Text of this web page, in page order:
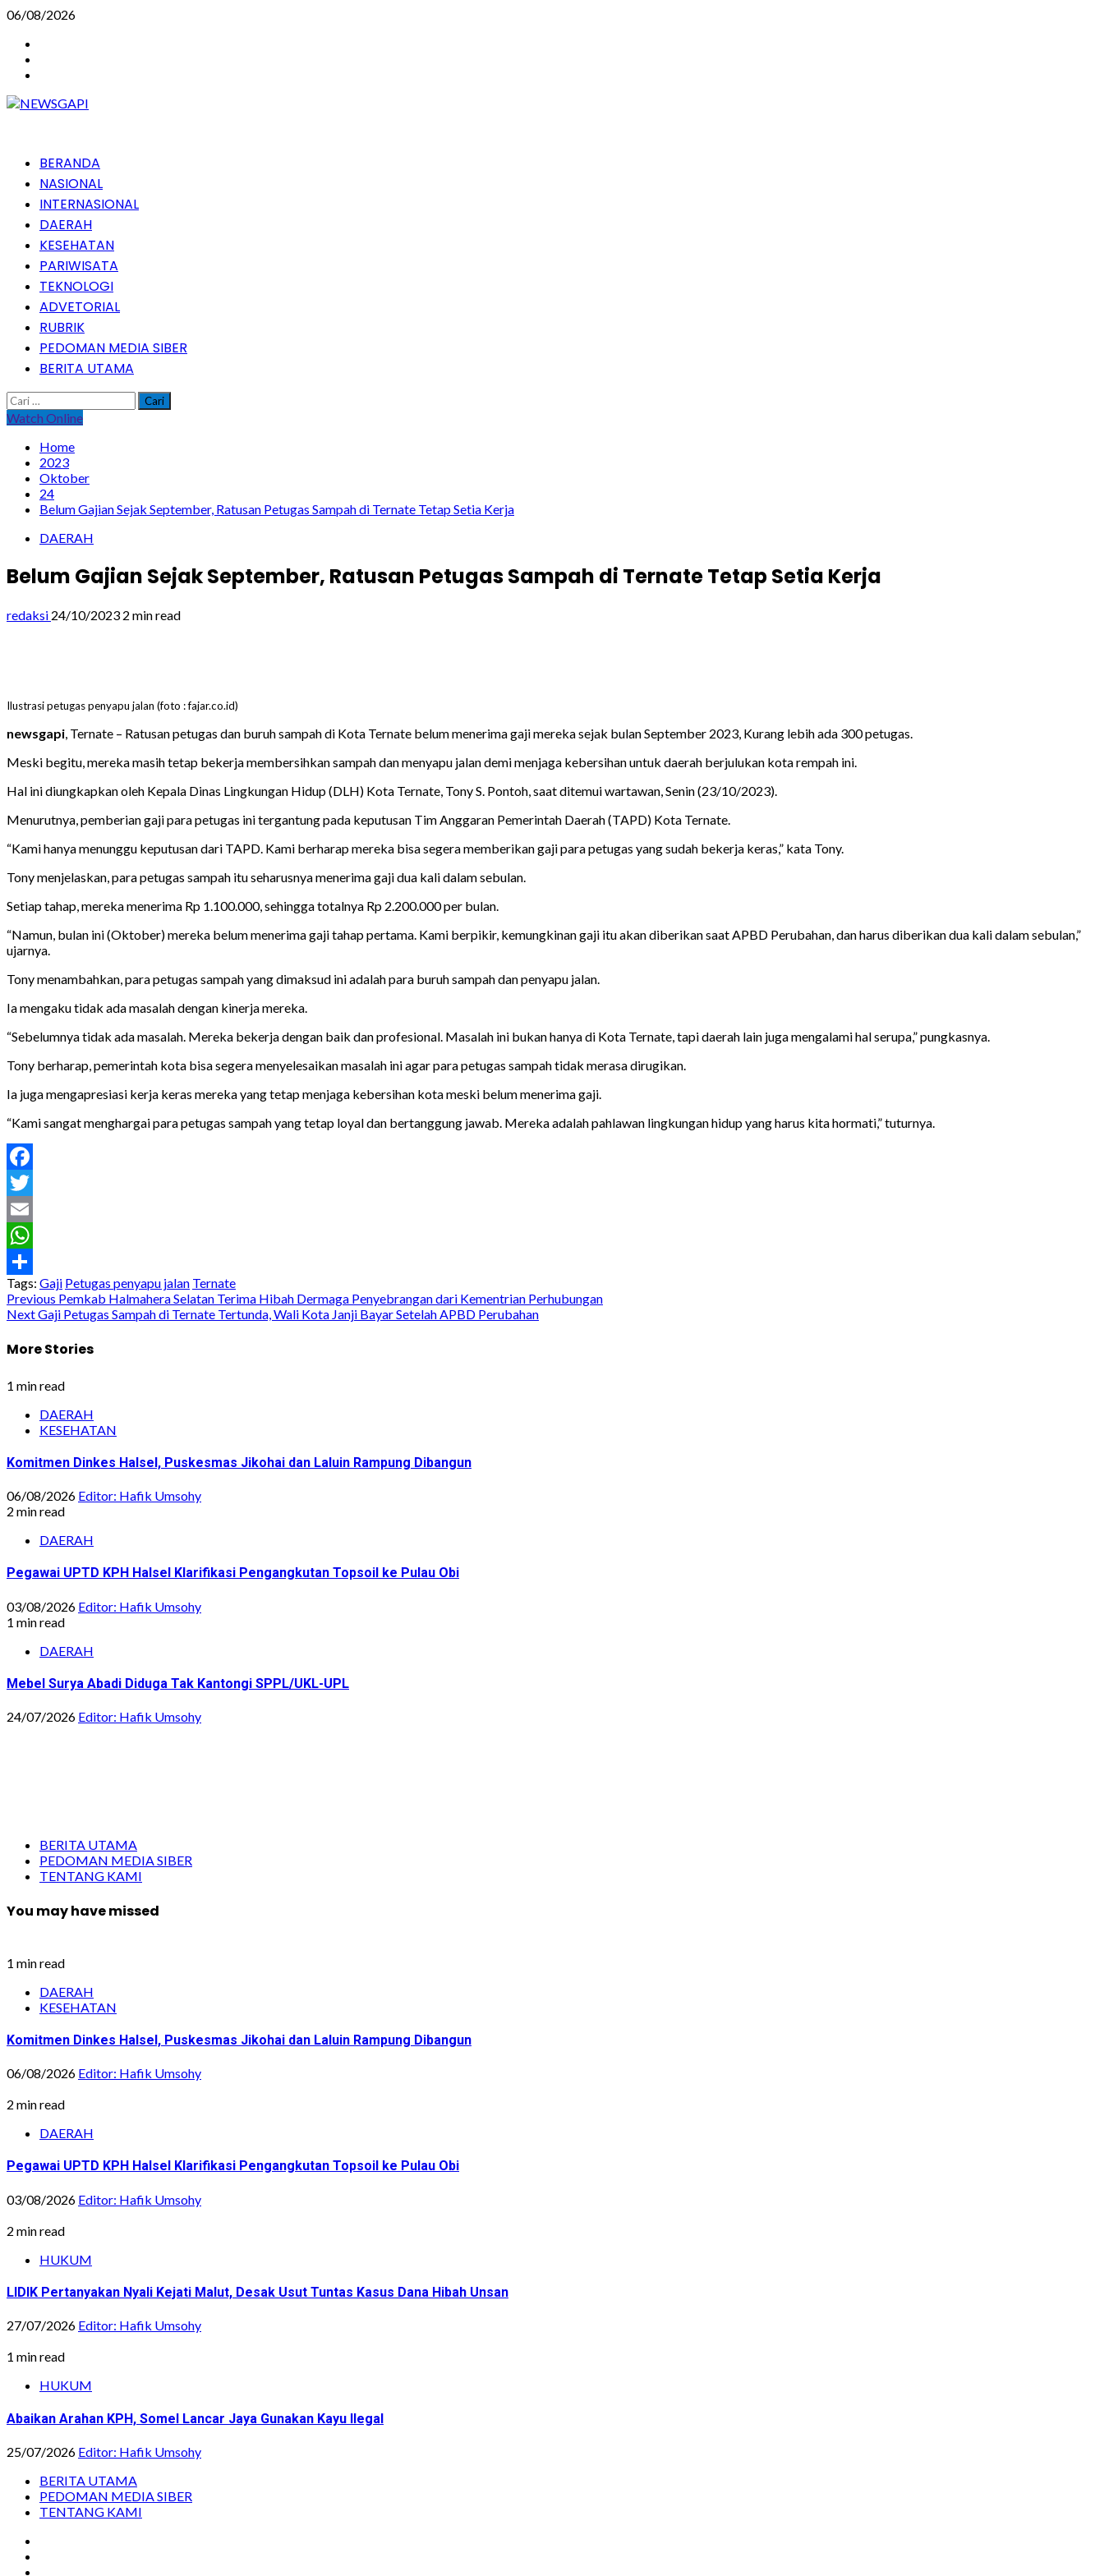
Skip
content
06/08/2026
PrimaryBERANDA
NASIONAL
INTERNASIONAL
DAERAH
KESEHATAN
PARIWISATA
TEKNOLOGI
ADVETORIAL
RUBRIK
PEDOMAN MEDIA SIBER
BERITA UTAMA
Cari
untuk:
Watch Online
Home
2023
Oktober
24
Belum Gajian Sejak September, Ratusan Petugas Sampah di Ternate Tetap Setia Kerja
DAERAH
Belum Gajian Sejak September, Ratusan Petugas Sampah di Ternate Tetap Setia Kerja
redaksi 24/10/2023 2 min read
Ilustrasi petugas penyapu jalan (foto : fajar.co.id)
newsgapi, Ternate – Ratusan petugas dan buruh sampah di Kota Ternate belum menerima gaji mereka sejak bulan September 2023, Kurang lebih ada 300 petugas.
Meski begitu, mereka masih tetap bekerja membersihkan sampah dan menyapu jalan demi menjaga kebersihan untuk daerah berjulukan kota rempah ini.
Hal ini diungkapkan oleh Kepala Dinas Lingkungan Hidup (DLH) Kota Ternate, Tony S. Pontoh, saat ditemui wartawan, Senin (23/10/2023).
Menurutnya, pemberian gaji para petugas ini tergantung pada keputusan Tim Anggaran Pemerintah Daerah (TAPD) Kota Ternate.
“Kami hanya menunggu keputusan dari TAPD. Kami berharap mereka bisa segera memberikan gaji para petugas yang sudah bekerja keras,” kata Tony.
Tony menjelaskan, para petugas sampah itu seharusnya menerima gaji dua kali dalam sebulan.
Setiap tahap, mereka menerima Rp 1.100.000, sehingga totalnya Rp 2.200.000 per bulan.
“Namun, bulan ini (Oktober) mereka belum menerima gaji tahap pertama. Kami berpikir, kemungkinan gaji itu akan diberikan saat APBD Perubahan, dan harus diberikan dua kali dalam sebulan,”
ujarnya.
Tony menambahkan, para petugas sampah yang dimaksud ini adalah para buruh sampah dan penyapu jalan.
Ia mengaku tidak ada masalah dengan kinerja mereka.
“Sebelumnya tidak ada masalah. Mereka bekerja dengan baik dan profesional. Masalah ini bukan hanya di Kota Ternate, tapi daerah lain juga mengalami hal serupa,” pungkasnya.
Tony berharap, pemerintah kota bisa segera menyelesaikan masalah ini agar para petugas sampah tidak merasa dirugikan.
Ia juga mengapresiasi kerja keras mereka yang tetap menjaga kebersihan kota meski belum menerima gaji.
“Kami sangat menghargai para petugas sampah yang tetap loyal dan bertanggung jawab. Mereka adalah pahlawan lingkungan hidup yang harus kita hormati,” tuturnya.
Facebook
Twitter
Email
WhatsApp
Share
Tags: Gaji Petugas penyapu jalan Ternate
Post
Previous Pemkab Halmahera Selatan Terima Hibah Dermaga Penyebrangan dari Kementrian Perhubungan
NextGaji Petugas Sampah di Ternate Tertunda, Wali Kota Janji Bayar Setelah APBD Perubahan
More Stories
1 min read
DAERAH
KESEHATAN
Komitmen Dinkes Halsel, Puskesmas Jikohai dan Laluin Rampung Dibangun
06/08/2026 Editor: Hafik Umsohy
2 min read
DAERAH
Pegawai UPTD KPH Halsel Klarifikasi Pengangkutan Topsoil ke Pulau Obi
03/08/2026 Editor: Hafik Umsohy
1 min read
DAERAH
Mebel Surya Abadi Diduga Tak Kantongi SPPL/UKL-UPL
24/07/2026 Editor: Hafik Umsohy
BERITA UTAMA
PEDOMAN MEDIA SIBER
TENTANG KAMI
You may have missed
1 min read
DAERAH
KESEHATAN
Komitmen Dinkes Halsel, Puskesmas Jikohai dan Laluin Rampung Dibangun
06/08/2026 Editor: Hafik Umsohy
2 min read
DAERAH
Pegawai UPTD KPH Halsel Klarifikasi Pengangkutan Topsoil ke Pulau Obi
03/08/2026 Editor: Hafik Umsohy
2 min read
HUKUM
LIDIK Pertanyakan Nyali Kejati Malut, Desak Usut Tuntas Kasus Dana Hibah Unsan
27/07/2026 Editor: Hafik Umsohy
1 min read
HUKUM
Abaikan Arahan KPH, Somel Lancar Jaya Gunakan Kayu Ilegal
25/07/2026 Editor: Hafik Umsohy
BERITA UTAMA
PEDOMAN MEDIA SIBER
TENTANG KAMI